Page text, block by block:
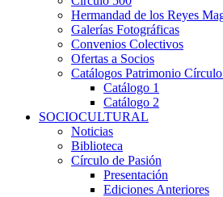
Hermandad de los Reyes
Galerías Fotográficas
Convenios Colectivos
Ofertas a Socios
Catálogos Patrimonio
Catálogo 1
Catálogo 2
SOCIOCULTURAL
Noticias
Biblioteca
Círculo de Pasión
Presentación
Ediciones Anteriores